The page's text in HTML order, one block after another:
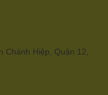
Hiệp, Quận 12,